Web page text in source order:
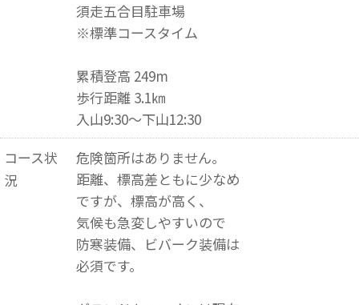
須走五合目駐車場
※標準コースタイム
累積登高 249m
歩行距離 3.1㎞
入山9:30～下山12:30
コース状
況
危険箇所はありません。
距離、標高差ともに少なめ
ですが、標高が高く、
気候も急変しやすいので
防寒装備、ビバーク装備は
必須です。